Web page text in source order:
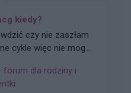
kiedy?
czy nie zaszłam
cykle więc nie mogę
takiego testu w tym
wynik żeby się nie
forum dla rodziny i